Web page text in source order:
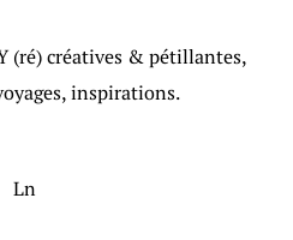
(ré) créatives & pétillantes,
inspirations.
Ln